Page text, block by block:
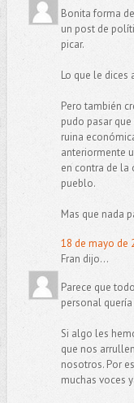
Bonita forma
un post de
picar.
Lo que le dices
Pero también
pudo pasar
ruina
anteriormente
en contra de
pueblo.
Mas que nada
18 de mayo de
Fran dijo...
Parece que
personal
Si algo les
que nos
nosotros. Por
muchas voces